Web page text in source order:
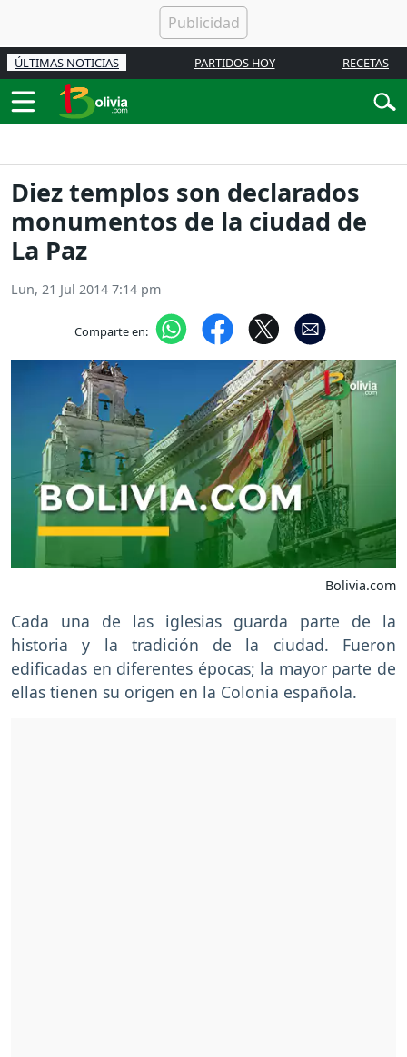
ÚLTIMAS NOTICIAS PARTIDOS HOY RECETAS
Diez templos son declarados
monumentos de la ciudad de
La Paz
Lun, 21 Jul 2014 7:14 pm
Comparte en:
Bolivia.com
Cada una de las iglesias guarda parte de la
historia y la tradición de la ciudad. Fueron
edificadas en diferentes épocas; la mayor parte de
ellas tienen su origen en la Colonia española.